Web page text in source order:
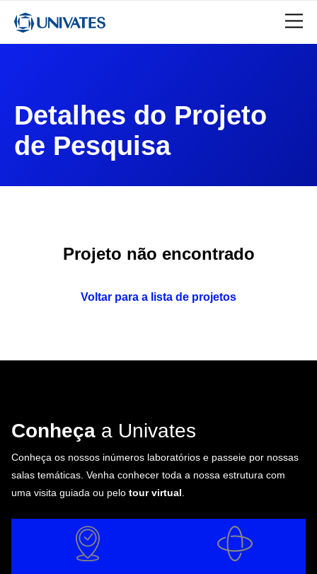
Detalhes do Projeto
de Pesquisa
Projeto não encontrado
Voltar para a lista de projetos
Conheça a Univates
Conheça os nossos inúmeros laboratórios e passeie por nossas
salas temáticas. Venha conhecer toda a nossa estrutura com
uma visita guiada ou pelo tour virtual